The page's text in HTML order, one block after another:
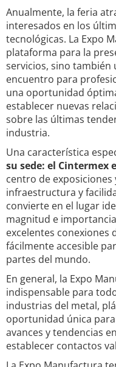
Anualmente, la feria
interesados en los
tecnológicas. La Expo
plataforma para la
servicios, sino
encuentro para
una oportunidad
establecer nuevas
sobre las últimas
industria.
Una característica
su sede: el Cintermex
centro de
infraestructura y
convierte en el lugar
magnitud e
excelentes conexiones
fácilmente accesible
partes del mundo.
En general, la Expo
indispensable para
industrias del metal,
oportunidad única
avances y tendencias
establecer contactos